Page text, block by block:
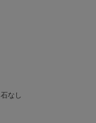
石なし